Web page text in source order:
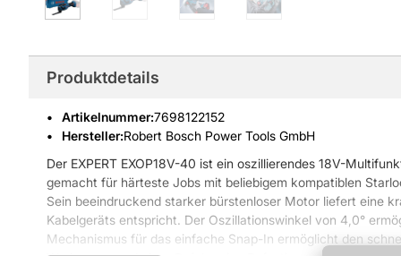
Produktdetails
Artikelnummer:7698122152
Hersteller:Robert Bosch Power Tools GmbH
Der EXPERT EXOP18V-40 ist ein oszillierendes 18V-
gemacht für härteste Jobs mit beliebigem kompatiblen
Sein beeindruckend starker bürstenloser Motor liefert eine
Kabelgeräts entspricht. Der Oszillationswinkel von 4,0°
Mechanismus für das einfache Snap-In ermöglicht den